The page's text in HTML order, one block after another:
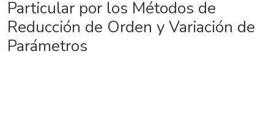
Particular por los Métodos de
Reducción de Orden y Variación de
Parámetros